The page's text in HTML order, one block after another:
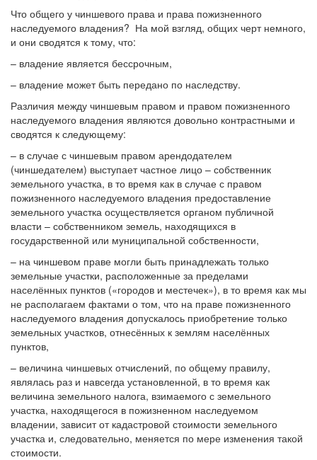
Что общего у чиншевого права и права пожизненного
наследуемого владения? На мой взгляд, общих черт немного,
и они сводятся к тому, что:
– владение является бессрочным,
– владение может быть передано по наследству.
Различия между чиншевым правом и правом пожизненного
наследуемого владения являются довольно контрастными и
сводятся к следующему:
– в случае с чиншевым правом арендодателем
(чиншедателем) выступает частное лицо – собственник
земельного участка, в то время как в случае с правом
пожизненного наследуемого владения предоставление
земельного участка осуществляется органом публичной
власти – собственником земель, находящихся в
государственной или муниципальной собственности,
– на чиншевом праве могли быть принадлежать только
земельные участки, расположенные за пределами
населённых пунктов («городов и местечек»), в то время как мы
не располагаем фактами о том, что на праве пожизненного
наследуемого владения допускалось приобретение только
земельных участков, отнесённых к землям населённых
пунктов,
– величина чиншевых отчислений, по общему правилу,
являлась раз и навсегда установленной, в то время как
величина земельного налога, взимаемого с земельного
участка, находящегося в пожизненном наследуемом
владении, зависит от кадастровой стоимости земельного
участка и, следовательно, меняется по мере изменения такой
стоимости.